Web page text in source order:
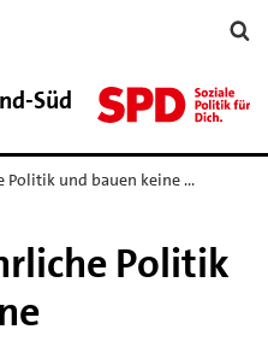
​Süd
Politik und bauen keine …
Politik